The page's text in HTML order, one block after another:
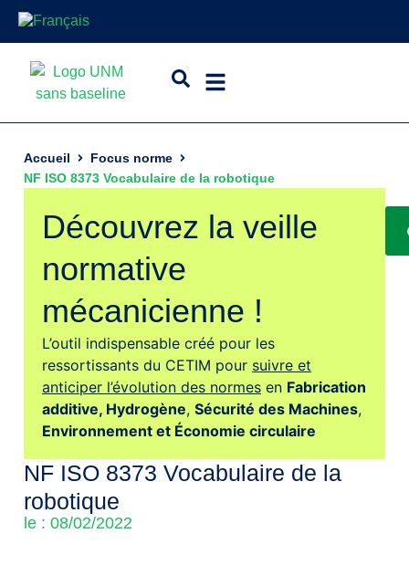
Accueil
Focus norme
NF ISO 8373 Vocabulaire de la robotique
Découvrez la veille
normative
mécanicienne !
L’outil indispensable créé pour les
ressortissants du CETIM pour suivre et
anticiper l’évolution des normes en Fabrication
additive, Hydrogène, Sécurité des Machines,
Environnement et Économie circulaire
NF ISO 8373 Vocabulaire de la
robotique
le : 08/02/2022